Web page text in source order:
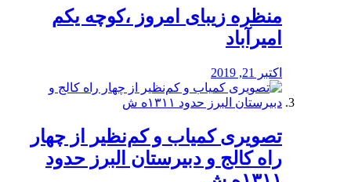
منظره‌‌ زیبای امروز ،کوچه یکم
امیرآباد
اکتبر 21, 2019
️تصویری کمیاب و کم‌نظیر از چهار
راه كالج و دبيرستان البرز حدود